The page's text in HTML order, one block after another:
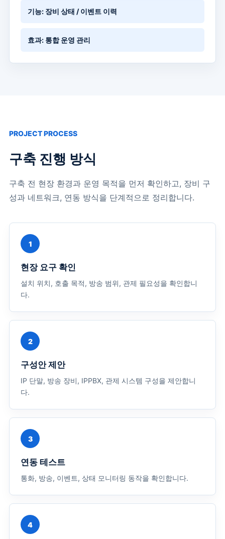
기능: 장비 상태 / 이벤트 이력
효과: 통합 운영 관리
PROJECT PROCESS
구축 진행 방식
구축 전 현장 환경과 운영 목적을 먼저 확인하고, 장비 구
성과 네트워크, 연동 방식을 단계적으로 정리합니다.
1
현장 요구 확인
설치 위치, 호출 목적, 방송 범위, 관제 필요성을 확인합니
다.
2
구성안 제안
IP 단말, 방송 장비, IPPBX, 관제 시스템 구성을 제안합니
다.
3
연동 테스트
통화, 방송, 이벤트, 상태 모니터링 동작을 확인합니다.
4